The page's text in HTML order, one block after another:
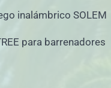
inalámbrico SOLEM
para barrenadores